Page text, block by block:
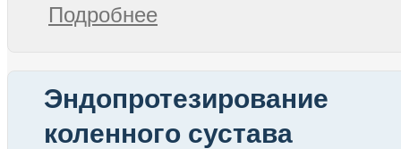
Подробнее
Эндопротезирование
коленного сустава